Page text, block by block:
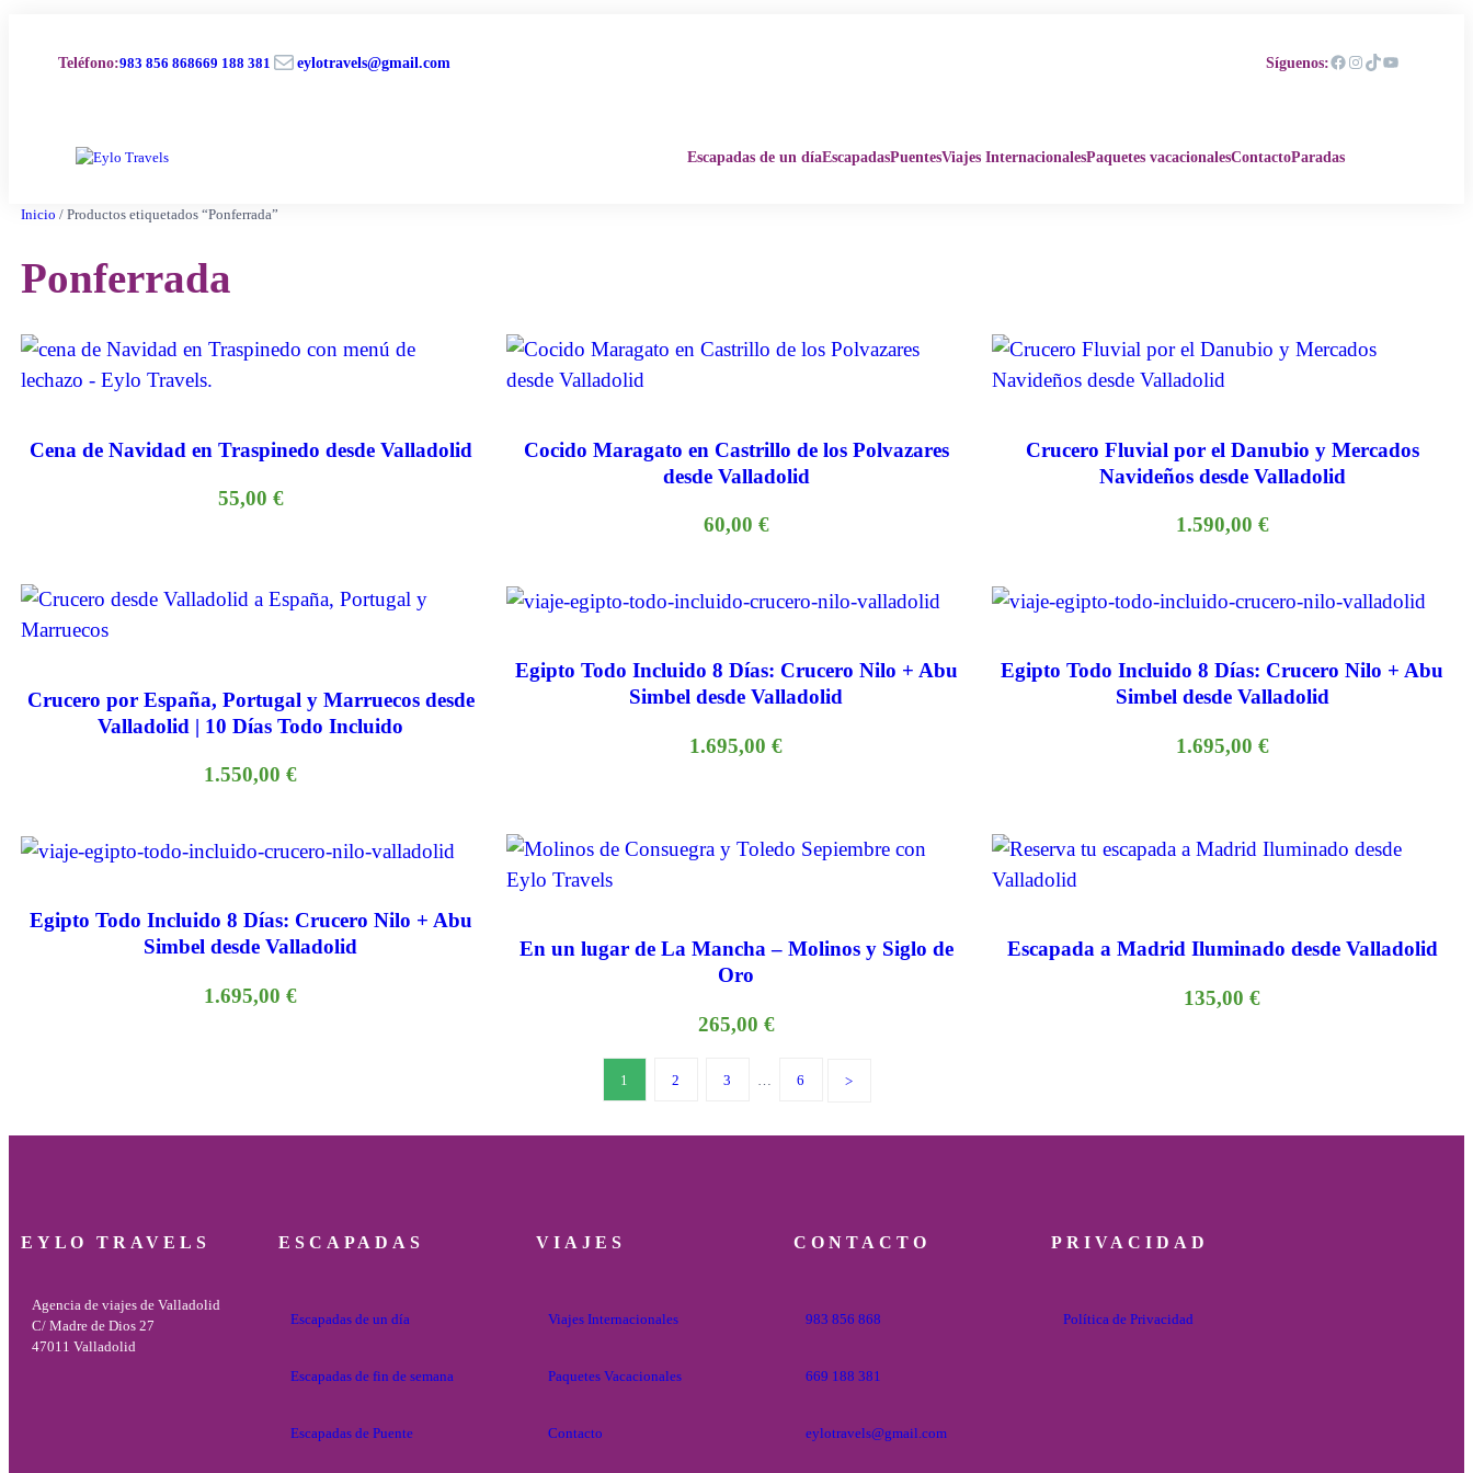
contenidoTeléfono:983 856 868669 188 381 Correo electrónico eylotravels@gmail.com Síguenos:Facebook Instagram TikTok YouTube
Escapadas de un díaEscapadasPuentesViajes InternacionalesPaquetes vacacionalesContactoParadas
Inicio / Productos etiquetados “Ponferrada”
Ponferrada
Cena de Navidad en Traspinedo desde Valladolid
55,00 €
Cocido Maragato en Castrillo de los Polvazares
desde Valladolid
60,00 €
Crucero Fluvial por el Danubio y Mercados
Navideños desde Valladolid
1.590,00 €
Crucero por España, Portugal y Marruecos desde
Valladolid | 10 Días Todo Incluido
1.550,00€
Egipto Todo Incluido 8 Días: Crucero Nilo + Abu
Simbel desde Valladolid
1.695,00€
Egipto Todo Incluido 8 Días: Crucero Nilo + Abu
Simbel desde Valladolid
1.695,00 €
Egipto Todo Incluido 8 Días: Crucero Nilo + Abu
Simbel desde Valladolid
1.695,00€
En un lugar de La Mancha – Molinos y Siglo de
Oro
265,00 €
Escapada a Madrid Iluminado desde Valladolid
135,00€
1 2 3 … 6
EYLO TRAVELS
Agencia de viajes de Valladolid
C/ Madre de Dios 27
47011 Valladolid
ESCAPADAS
Escapadas de un día
Escapadas de fin de semana
Escapadas de Puente
VIAJES
Viajes Internacionales
Paquetes Vacacionales
Contacto
CONTACTO
983 856 868
669 188 381
eylotravels@gmail.com
PRIVACIDAD
Política de Privacidad